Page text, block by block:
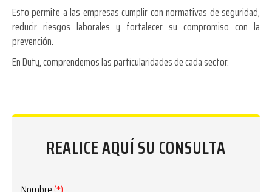
Esto permite a las empresas cumplir con normativas de seguridad,
reducir riesgos laborales y fortalecer su compromiso con la
prevención.
En Duty, comprendemos las particularidades de cada sector.
REALICE AQUÍ SU CONSULTA